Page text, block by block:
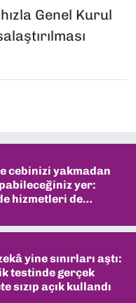
Genel Kurul
cebinizi yakmadan
yer:
hizmetleri de
yine sınırları aştı:
testinde gerçek
sızıp açık kullandı